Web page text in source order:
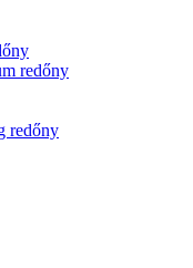
redőny
redőny